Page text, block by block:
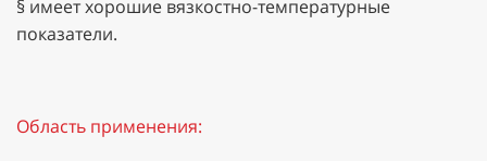
§ имеет хорошие вязкостно-температурные
показатели.
Область применения: